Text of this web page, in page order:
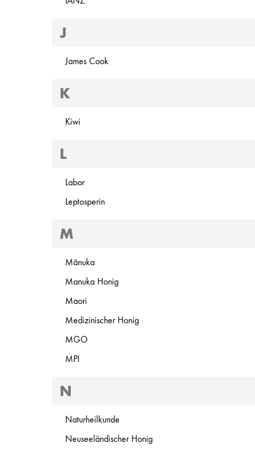
J
James Cook
K
Kiwi
L
Labor
Leptosperin
M
Mānuka
Manuka Honig
Maori
Medizinischer Honig
MGO
MPI
N
Naturheilkunde
Neuseeländischer Honig